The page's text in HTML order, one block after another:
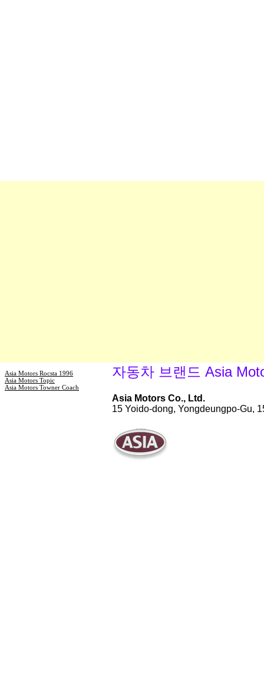
Asia Motors Rocsta 1996
Asia Motors Topic
Asia Motors Towner Coach
자동차 브랜드 Asia
Asia Motors Co., Ltd.
15 Yoido-dong, Yongdeungpo-Gu,